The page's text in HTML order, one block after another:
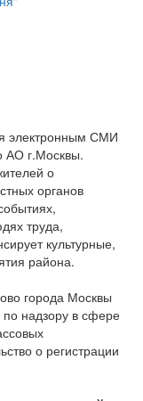
электронным СМИ
АО г.Москвы.
о
органов
труда,
культурные,
района.
города Москвы
надзору в сфере
о регистрации